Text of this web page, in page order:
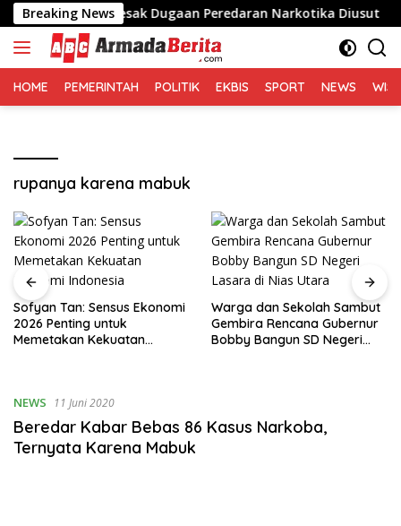
Langsung
ke
konten
Breaking News
di Medan, Desak Dugaan Peredaran Narkotika Diusut
HOME PEMERINTAH POLITIK EKBIS SPORT NEWS
rupanya karena mabuk
Sofyan Tan: Sensus Ekonomi
2026 Penting untuk
Memetakan Kekuatan
Warga dan Sekolah Sambut
Gembira Rencana Gubernur
Bobby Bangun SD Negeri
NEWS 11 Juni 2020
Beredar Kabar Bebas 86 Kasus Narkoba,
Ternyata Karena Mabuk